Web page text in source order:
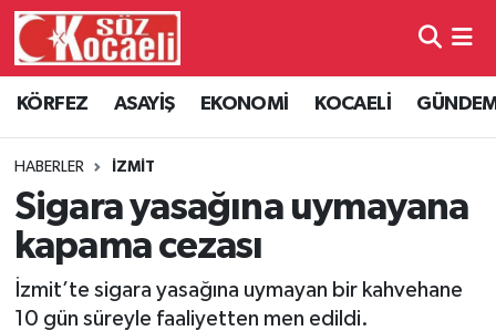
KÖRFEZ ASAYİŞ EKONOMİ KOCAELİ
HABERLER İZMİT
Sigara yasağına uymayana
kapama cezası
İzmit’te sigara yasağına uymayan bir kahvehane
10 gün süreyle faaliyetten men edildi.
Kocaeli Hava Durumu
Kocaeli Namaz Vakitleri
Kocaeli Trafik Yoğunluk Haritası
Süper Lig Puan Durumu ve Fikstür